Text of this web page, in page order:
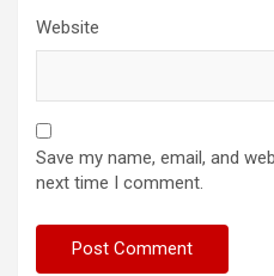
Website
Save my name, email, and
next time I comment.